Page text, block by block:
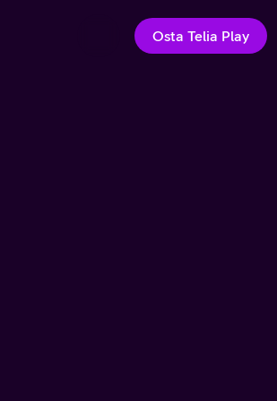
Osta Telia Play